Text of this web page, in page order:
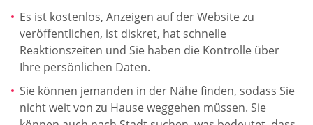
Es ist kostenlos, Anzeigen auf der Website zu
veröffentlichen, ist diskret, hat schnelle
Reaktionszeiten und Sie haben die Kontrolle über
Ihre persönlichen Daten.
Sie können jemanden in der Nähe finden, sodass Sie
nicht weit von zu Hause weggehen müssen. Sie